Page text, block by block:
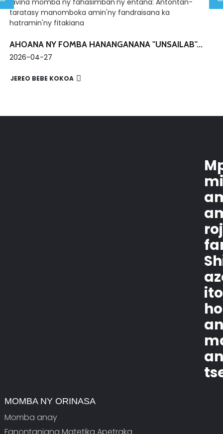
AHOANA NY FOMBA HANANGANANA "UNSAILAB"...
2026-04-27
JEREO BEBE KOKOA
ho
MOMBA NY ORINASA
Momba anay